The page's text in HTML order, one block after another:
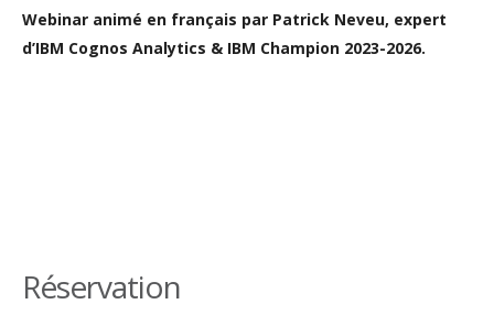
Webinar animé en français par Patrick Neveu, expert
d’IBM Cognos Analytics & IBM Champion 2023-2026.
Réservation